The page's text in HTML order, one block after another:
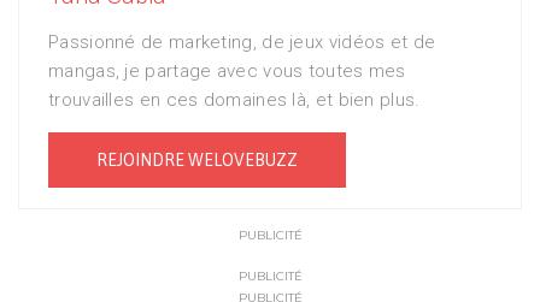
Passionné de marketing, de jeux vidéos et de
mangas, je partage avec vous toutes mes
trouvailles en ces domaines là, et bien plus.
REJOINDRE WELOVEBUZZ
PUBLICITÉ
PUBLICITÉ
PUBLICITÉ